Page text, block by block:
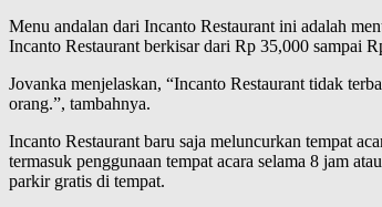
Menu andalan dari Incanto Restaurant ini adalah
Incanto Restaurant berkisar dari Rp 35,000 sampai
Jovanka menjelaskan, “Incanto Restaurant tidak
orang.”, tambahnya.
Incanto Restaurant baru saja meluncurkan tempat
termasuk penggunaan tempat acara selama 8 jam
parkir gratis di tempat.